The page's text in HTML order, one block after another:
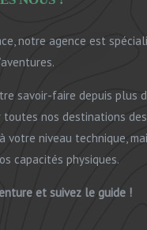
notre agence est
savoir-faire depuis plus
toutes nos destinations
votre niveau technique,
capacités physiques.
et suivez le guide !